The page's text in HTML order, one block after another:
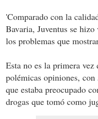
'Comparado con la
Bavaria, Juventus se
los problemas que
Esta no es la primera
polémicas opiniones,
que estaba preocupado
drogas que tomó como